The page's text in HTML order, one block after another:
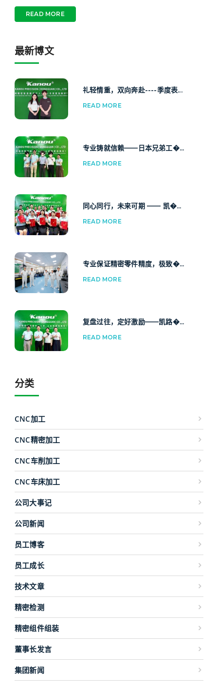
READ MORE
最新博文
礼轻情重，双向奔赴----季度表...
READ MORE
专业铸就信赖——日本兄弟工�...
READ MORE
同心同行，未来可期 —— 凯�...
READ MORE
专业保证精密零件精度，极致�...
READ MORE
复盘过往，定好激励——凯路�...
READ MORE
分类
CNC加工
CNC精密加工
CNC车削加工
CNC车床加工
公司大事记
公司新闻
员工博客
员工成长
技术文章
精密检测
精密组件组装
董事长发言
集团新闻